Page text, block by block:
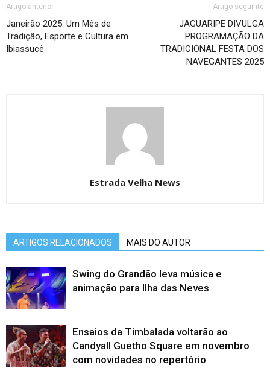
Artigo anterior
Janeirão 2025: Um Mês de
Tradição, Esporte e Cultura em
Ibiassucê
Artigo seguinte
JAGUARIPE DIVULGA
PROGRAMAÇÃO DA
TRADICIONAL FESTA DOS
NAVEGANTES 2025
Estrada Velha News
ARTIGOS RELACIONADOS MAIS DO AUTOR
Swing do Grandão leva música e
animação para Ilha das Neves
Ensaios da Timbalada voltarão ao
Candyall Guetho Square em novembro
com novidades no repertório